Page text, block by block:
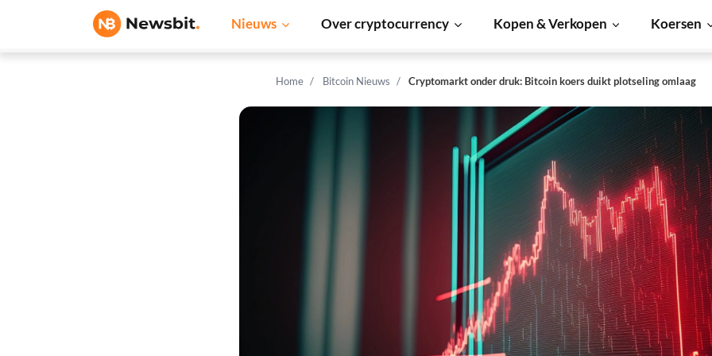
Nieuws Over cryptocurrency Kopen & Verkopen Koersen
Home Bitcoin Nieuws Cryptomarkt onder druk: Bitcoin koers duikt plotseling omlaag